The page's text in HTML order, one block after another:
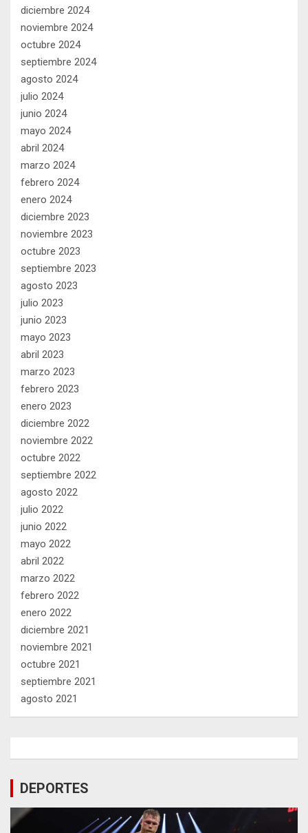
diciembre 2024
noviembre 2024
octubre 2024
septiembre 2024
agosto 2024
julio 2024
junio 2024
mayo 2024
abril 2024
marzo 2024
febrero 2024
enero 2024
diciembre 2023
noviembre 2023
octubre 2023
septiembre 2023
agosto 2023
julio 2023
junio 2023
mayo 2023
abril 2023
marzo 2023
febrero 2023
enero 2023
diciembre 2022
noviembre 2022
octubre 2022
septiembre 2022
agosto 2022
julio 2022
junio 2022
mayo 2022
abril 2022
marzo 2022
febrero 2022
enero 2022
diciembre 2021
noviembre 2021
octubre 2021
septiembre 2021
agosto 2021
DEPORTES